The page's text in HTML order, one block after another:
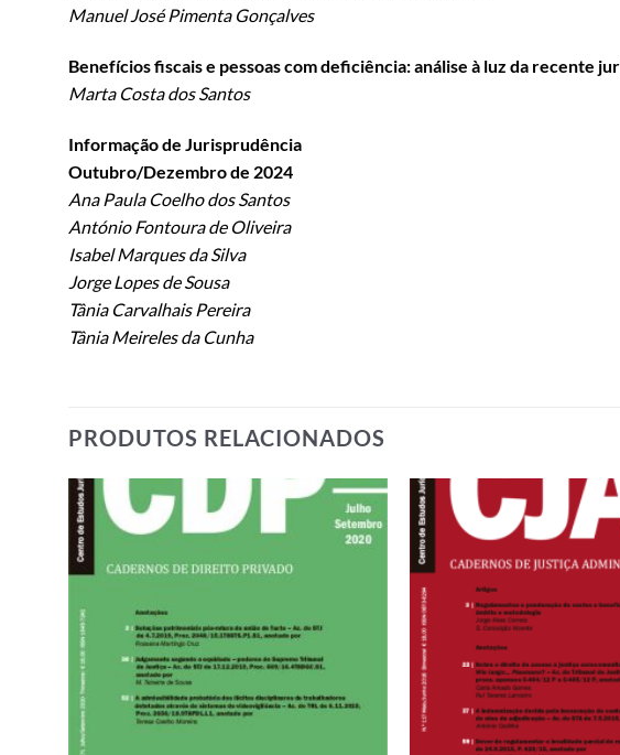
Manuel José Pimenta Gonçalves
Benefícios fiscais e pessoas com deficiência: análise à luz da recente
Marta Costa dos Santos
Informação de Jurisprudência
Outubro/Dezembro de 2024
Ana Paula Coelho dos Santos
António Fontoura de Oliveira
Isabel Marques da Silva
Jorge Lopes de Sousa
Tânia Carvalhais Pereira
Tânia Meireles da Cunha
PRODUTOS RELACIONADOS
Add to